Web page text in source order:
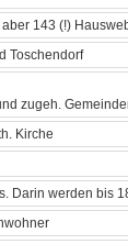
143 (!)
Toschendorf
zugeh.
Kirche
Darin werden bis